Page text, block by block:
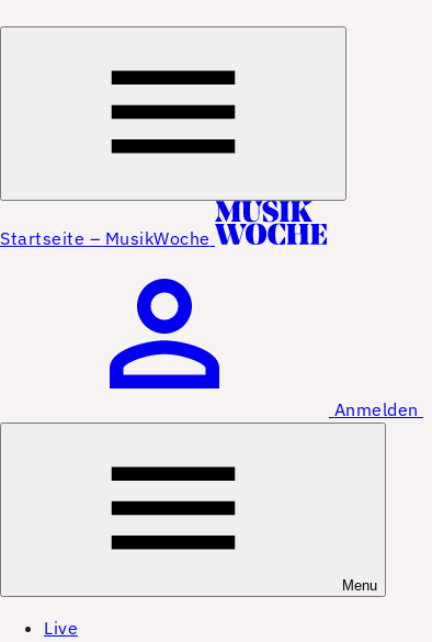
Startseite – MusikWoche
Anmelden
Menu
Live